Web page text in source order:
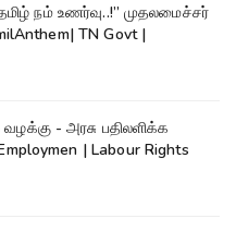
நம் உணர்வு..!” முதலமைச்சர்
TN Govt |
- அரசு பதிலளிக்க
Employmen | Labour Rights